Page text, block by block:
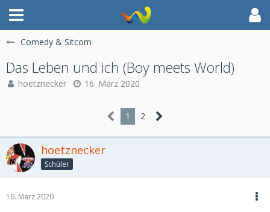
Comedy & Sitcom
Das Leben und ich (Boy meets World)
hoetznecker 16. März 2020
1 2
hoetznecker
Schüler
16. März 2020